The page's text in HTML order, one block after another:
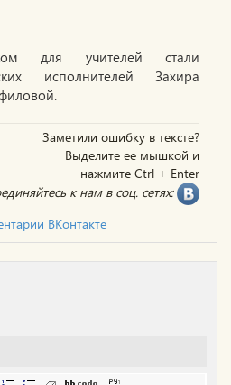
для учителей стали
исполнителей Захира
Заметили ошибку в тексте?
Выделите ее мышкой и
нажмите Ctrl + Enter
к нам в соц. сетях:
ВКонтакте